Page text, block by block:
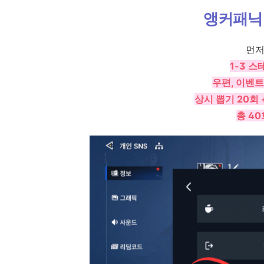
앵커패
먼
1-3 스
우편, 이벤
상시 뽑기 20회
총 40